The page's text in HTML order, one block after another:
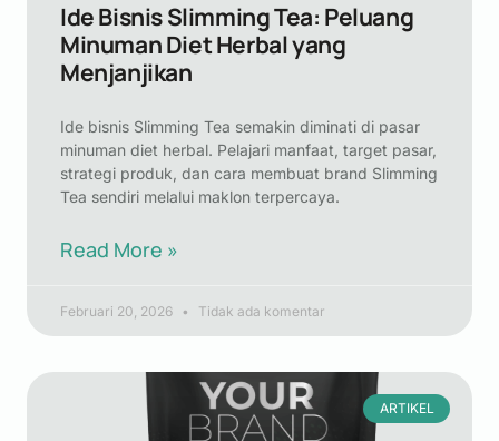
Ide Bisnis Slimming Tea: Peluang
Minuman Diet Herbal yang
Menjanjikan
Ide bisnis Slimming Tea semakin diminati di pasar
minuman diet herbal. Pelajari manfaat, target pasar,
strategi produk, dan cara membuat brand Slimming
Tea sendiri melalui maklon terpercaya.
Read More »
Februari 20, 2026 Tidak ada komentar
ARTIKEL